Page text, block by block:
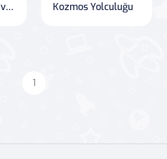
Pet Bouncing Adventure: Sling Tomb Kozmos Yolculuğu
1